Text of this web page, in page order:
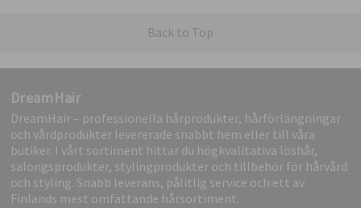
Back to Top
DreamHair
DreamHair – professionella hårprodukter, hårförlängningar
och vårdprodukter levererade snabbt hem eller till våra
butiker. I vårt sortiment hittar du högkvalitativa löshår,
salongsprodukter, stylingprodukter och tillbehör för hårvård
och styling. Snabb leverans, pålitlig service och ett av
Finlands mest omfattande hårsortiment.